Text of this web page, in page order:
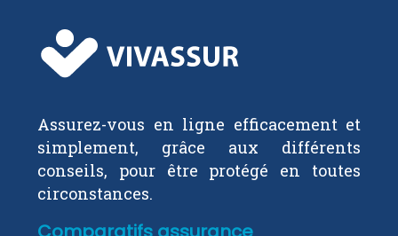
Assurez-vous en ligne efficacement et
simplement, grâce aux différents
conseils, pour être protégé en toutes
circonstances.